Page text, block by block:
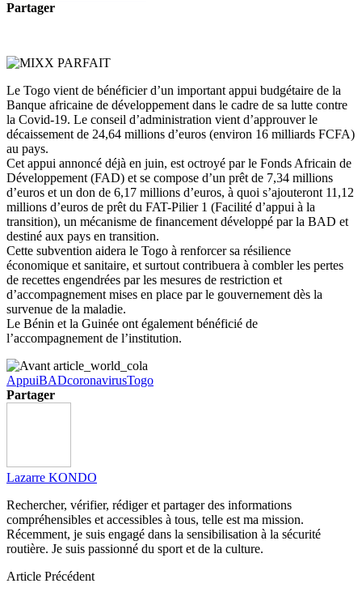
Partager
Le Togo vient de bénéficier d’un important appui budgétaire de la
Banque africaine de développement dans le cadre de sa lutte contre
la Covid-19. Le conseil d’administration vient d’approuver le
décaissement de 24,64 millions d’euros (environ 16 milliards FCFA)
au pays.
Cet appui annoncé déjà en juin, est octroyé par le Fonds Africain de
Développement (FAD) et se compose d’un prêt de 7,34 millions
d’euros et un don de 6,17 millions d’euros, à quoi s’ajouteront 11,12
millions d’euros de prêt du FAT-Pilier 1 (Facilité d’appui à la
transition), un mécanisme de financement développé par la BAD et
destiné aux pays en transition.
Cette subvention aidera le Togo à renforcer sa résilience
économique et sanitaire, et surtout contribuera à combler les pertes
de recettes engendrées par les mesures de restriction et
d’accompagnement mises en place par le gouvernement dès la
survenue de la maladie.
Le Bénin et la Guinée ont également bénéficié de
l’accompagnement de l’institution.
AppuiBADcoronavirusTogo
Partager
Lazarre KONDO
Rechercher, vérifier, rédiger et partager des informations
compréhensibles et accessibles à tous, telle est ma mission.
Récemment, je suis engagé dans la sensibilisation à la sécurité
routière. Je suis passionné du sport et de la culture.
Article Précédent